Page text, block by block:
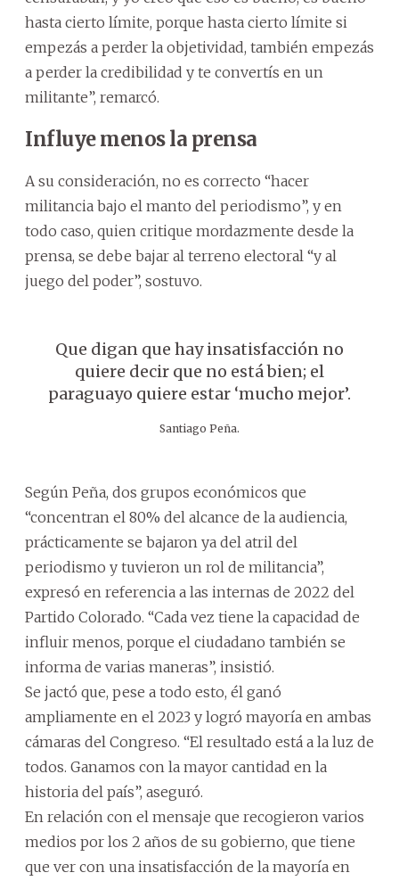
hasta cierto límite, porque hasta cierto límite si
empezás a perder la objetividad, también empezás
a perder la credibilidad y te convertís en un
militante”, remarcó.
Influye menos la prensa
A su consideración, no es correcto “hacer
militancia bajo el manto del periodismo”, y en
todo caso, quien critique mordazmente desde la
prensa, se debe bajar al terreno electoral “y al
juego del poder”, sostuvo.
Que digan que hay insatisfacción no
quiere decir que no está bien; el
paraguayo quiere estar ‘mucho mejor’.
Santiago Peña.
Según Peña, dos grupos económicos que
“concentran el 80% del alcance de la audiencia,
prácticamente se bajaron ya del atril del
periodismo y tuvieron un rol de militancia”,
expresó en referencia a las internas de 2022 del
Partido Colorado. “Cada vez tiene la capacidad de
influir menos, porque el ciudadano también se
informa de varias maneras”, insistió.
Se jactó que, pese a todo esto, él ganó
ampliamente en el 2023 y logró mayoría en ambas
cámaras del Congreso. “El resultado está a la luz de
todos. Ganamos con la mayor cantidad en la
historia del país”, aseguró.
En relación con el mensaje que recogieron varios
medios por los 2 años de su gobierno, que tiene
que ver con una insatisfacción de la mayoría en